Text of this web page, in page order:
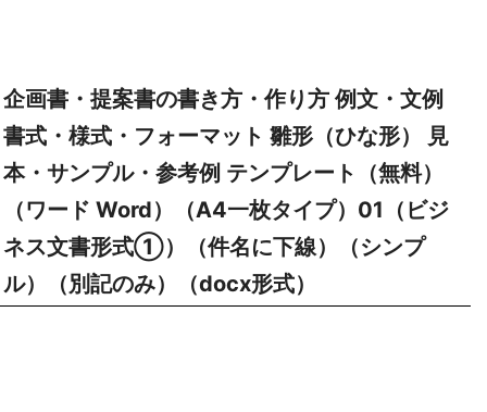
企画書・提案書の書き方・作り方 例文・文例
書式・様式・フォーマット 雛形（ひな形） 見
本・サンプル・参考例 テンプレート（無料）
（ワード Word）（A4一枚タイプ）01（ビジ
ネス文書形式①）（件名に下線）（シンプ
ル）（別記のみ）（docx形式）